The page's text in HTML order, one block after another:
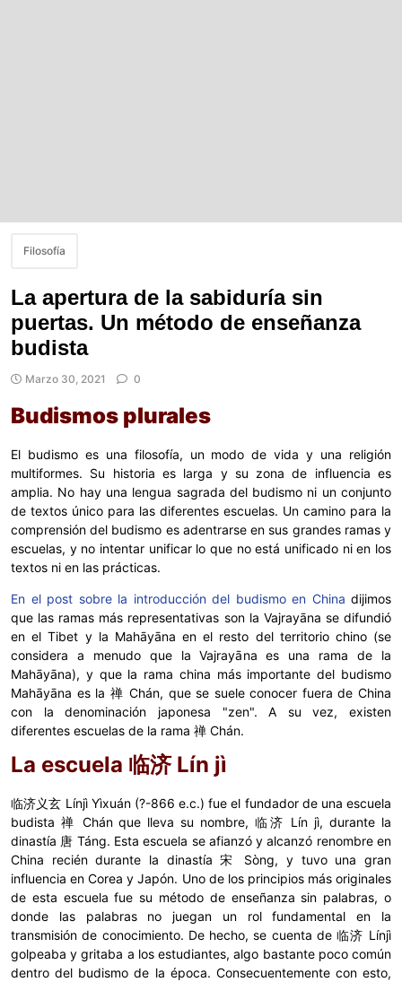
Filosofía
La apertura de la sabiduría sin
puertas. Un método de enseñanza
budista
Marzo 30, 2021 0
Budismos plurales
El budismo es una filosofía, un modo de vida y una religión
multiformes. Su historia es larga y su zona de influencia es
amplia. No hay una lengua sagrada del budismo ni un conjunto
de textos único para las diferentes escuelas. Un camino para la
comprensión del budismo es adentrarse en sus grandes ramas y
escuelas, y no intentar unificar lo que no está unificado ni en los
textos ni en las prácticas.
En el post sobre la introducción del budismo en China dijimos
que las ramas más representativas son la Vajrayāna se difundió
en el Tibet y la Mahāyāna en el resto del territorio chino (se
considera a menudo que la Vajrayāna es una rama de la
Mahāyāna), y que la rama china más importante del budismo
Mahāyāna es la 禅 Chán, que se suele conocer fuera de China
con la denominación japonesa "zen". A su vez, existen
diferentes escuelas de la rama 禅 Chán.
La escuela 临济 Lín jì
临济义玄 Línjì Yìxuán (?-866 e.c.) fue el fundador de una escuela
budista 禅 Chán que lleva su nombre, 临济 Lín jì, durante la
dinastía 唐 Táng. Esta escuela se afianzó y alcanzó renombre en
China recién durante la dinastía 宋 Sòng, y tuvo una gran
influencia en Corea y Japón. Uno de los principios más originales
de esta escuela fue su método de enseñanza sin palabras, o
donde las palabras no juegan un rol fundamental en la
transmisión de conocimiento. De hecho, se cuenta de 临济 Línjì
golpeaba y gritaba a los estudiantes, algo bastante poco común
dentro del budismo de la época. Consecuentemente con esto,